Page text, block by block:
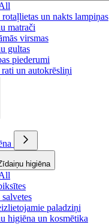
un nakts lampiņas
matrači
virsmas
gultas
piederumi
un autokrēsliņi
higiēna
paladziņi
higiēna un kosmētika